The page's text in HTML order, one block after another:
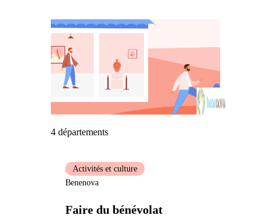
4 départements
Faire du bénévolat
Activités et culture
Benenova